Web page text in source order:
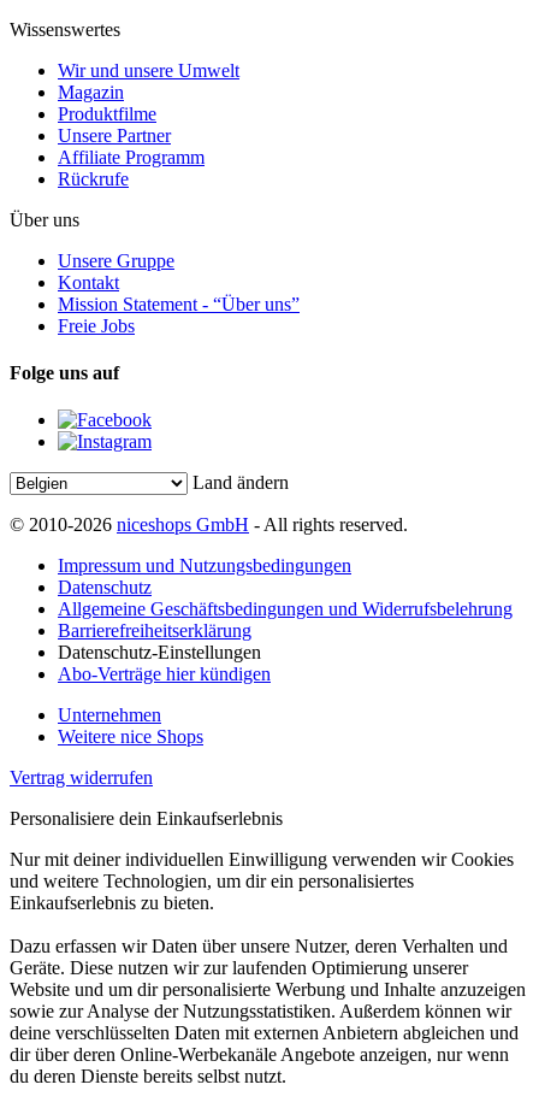
Wissenswertes
Wir und unsere Umwelt
Magazin
Produktfilme
Unsere Partner
Affiliate Programm
Rückrufe
Über uns
Unsere Gruppe
Kontakt
Mission Statement - “Über uns”
Freie Jobs
Folge uns auf
Land ändern
© 2010-2026 niceshops GmbH - All rights reserved.
Impressum und Nutzungsbedingungen
Datenschutz
Allgemeine Geschäftsbedingungen und Widerrufsbelehrung
Barrierefreiheitserklärung
Datenschutz-Einstellungen
Abo-Verträge hier kündigen
Unternehmen
Weitere nice Shops
Vertrag widerrufen
Personalisiere dein Einkaufserlebnis
Nur mit deiner individuellen Einwilligung verwenden wir Cookies
und weitere Technologien, um dir ein personalisiertes
Einkaufserlebnis zu bieten.
Dazu erfassen wir Daten über unsere Nutzer, deren Verhalten und
Geräte. Diese nutzen wir zur laufenden Optimierung unserer
Website und um dir personalisierte Werbung und Inhalte anzuzeigen
sowie zur Analyse der Nutzungsstatistiken. Außerdem können wir
deine verschlüsselten Daten mit externen Anbietern abgleichen und
dir über deren Online-Werbekanäle Angebote anzeigen, nur wenn
du deren Dienste bereits selbst nutzt.